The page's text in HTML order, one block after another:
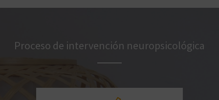
Proceso de intervención neuropsicológica